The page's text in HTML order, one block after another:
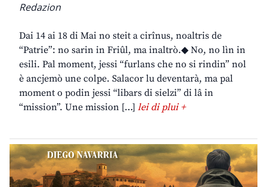
Redazion
Dai 14 ai 18 di Mai no steit a cirînus, noaltris de
“Patrie”: no sarin in Friûl, ma inaltrò.◆ No, no lìn in
esili. Pal moment, jessi “furlans che no si rindin” nol
è ancjemò une colpe. Salacor lu deventarà, ma pal
moment o podin jessi “libars di sielzi” di lâ in
“mission”. Une mission […] lei di plui +